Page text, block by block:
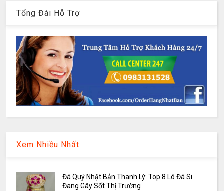
Tổng Đài Hỗ Trợ
Xem Nhiều Nhất
Đá Quý Nhật Bản Thanh Lý: Top 8 Lô Đá Si
Đang Gây Sốt Thị Trường